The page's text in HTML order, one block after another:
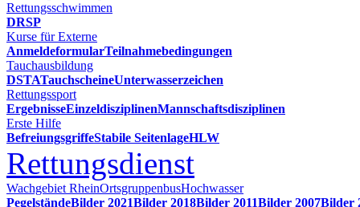
Rettungsschwimmen
DRSP
Kurse für Externe
AnmeldeformularTeilnahmebedingungen
Tauchausbildung
DSTATauchscheineUnterwasserzeichen
Rettungssport
ErgebnisseEinzeldisziplinenMannschaftsdisziplinen
Erste Hilfe
BefreiungsgriffeStabile SeitenlageHLW
Rettungsdienst
Wachgebiet RheinOrtsgruppenbusHochwasser
PegelständeBilder 2021Bilder 2018Bilder 2011Bilder 2007Bilder